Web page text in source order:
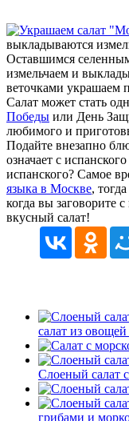
выкладываются
Оставшимся
измельчаем и
веточками украшаем
Салат может стать
Победы или День
любимого и
Подайте внезапно
означает с
испанского? Самое
языка в Москве,
когда вы заговорите
вкусный салат!
салат из
Слоеный салат
грибами и